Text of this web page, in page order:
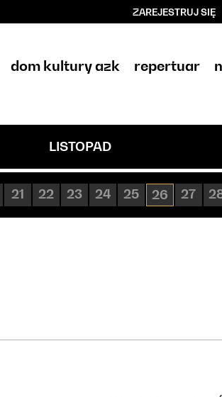
ZAREJESTRUJ SIĘ
dom kultury azk repertuar
LISTOPAD
21 22 23 24 25 26 27